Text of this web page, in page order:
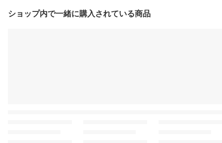
ショップ内で一緒に購入されている商品